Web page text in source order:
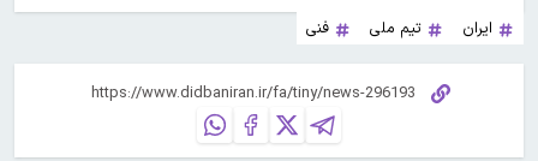
ایران تیم ملی فنی